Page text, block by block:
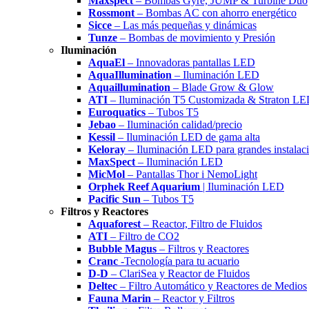
Rossmont – Bombas AC con ahorro energético
Sicce – Las más pequeñas y dinámicas
Tunze – Bombas de movimiento y Presión
Iluminación
AquaEl – Innovadoras pantallas LED
AquaIllumination – Iluminación LED
Aquaillumination – Blade Grow & Glow
ATI – Iluminación T5 Customizada & Straton
Euroquatics – Tubos T5
Jebao – Iluminación calidad/precio
Kessil – Iluminación LED de gama alta
Keloray – Iluminación LED para grandes
MaxSpect – Iluminación LED
MicMol – Pantallas Thor i NemoLight
Orphek Reef Aquarium | Iluminación LED
Pacific Sun – Tubos T5
Filtros y Reactores
Aquaforest – Reactor, Filtro de Fluidos
ATI – Filtro de CO2
Bubble Magus – Filtros y Reactores
Cranc -Tecnología para tu acuario
D-D – ClariSea y Reactor de Fluidos
Deltec – Filtro Automático y Reactores de Medios
Fauna Marin – Reactor y Filtros